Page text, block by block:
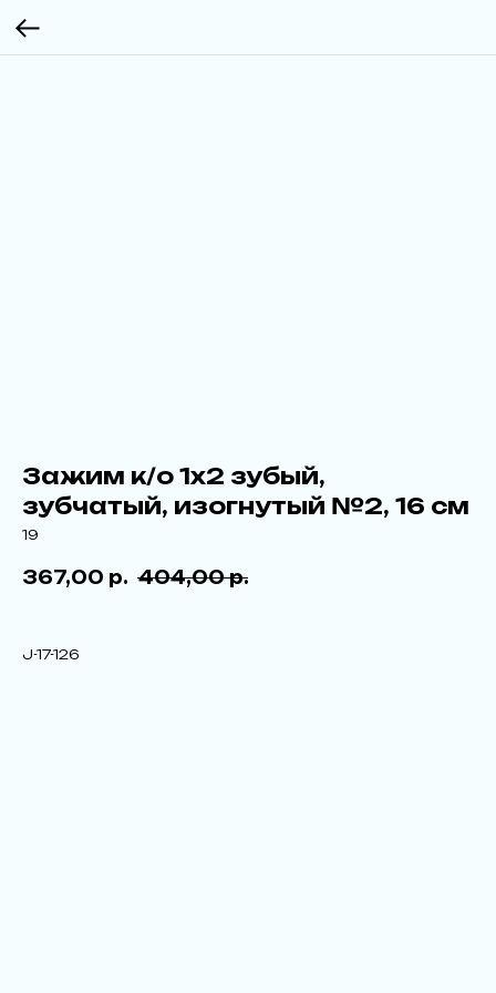
Зажим к/о 1х2 зубый,
зубчатый, изогнутый №2, 16 см
19
367,00 р. 404,00 р.
J-17-126